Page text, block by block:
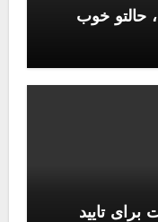
حالتو خوب
تایید